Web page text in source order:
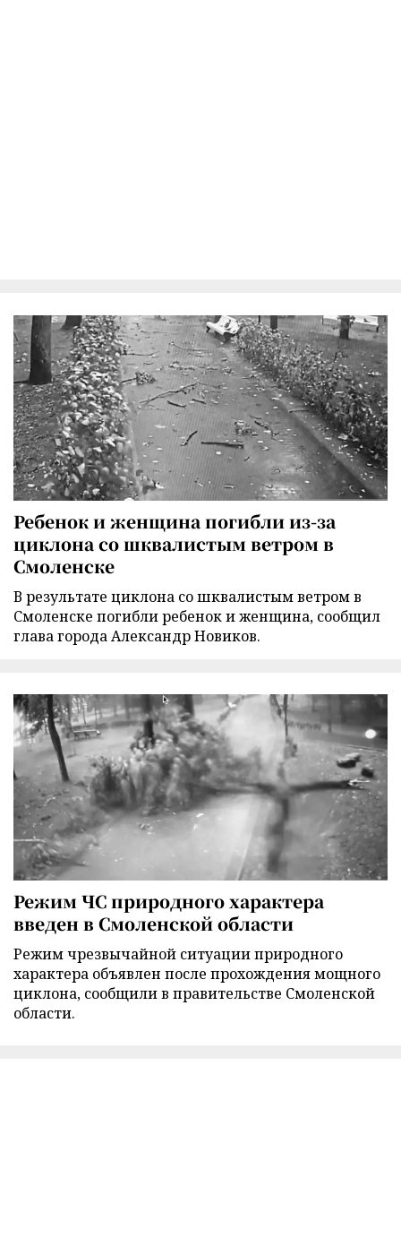
Ребенок и женщина погибли из-за
циклона со шквалистым ветром в
Смоленске
В результате циклона со шквалистым ветром в
Смоленске погибли ребенок и женщина, сообщил
глава города Александр Новиков.
Режим ЧС природного характера
введен в Смоленской области
Режим чрезвычайной ситуации природного
характера объявлен после прохождения мощного
циклона, сообщили в правительстве Смоленской
области.